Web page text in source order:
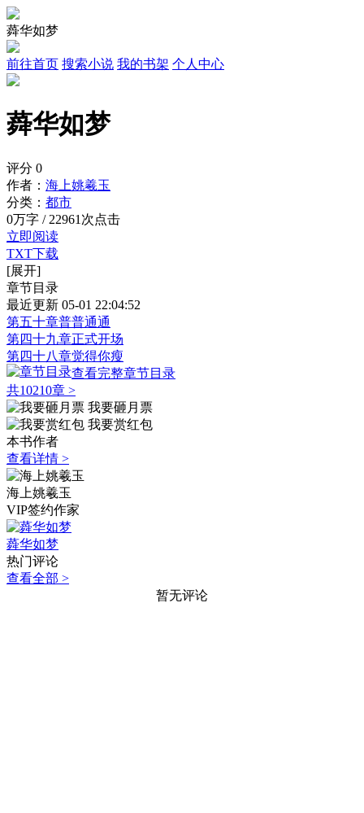
蕣华如梦
前往首页 搜索小说 我的书架 个人中心
蕣华如梦
评分 0
作者： 海上姚羲玉
分类： 都市
0万字 / 22961次点击
立即阅读
TXT下载
[展开]
章节目录
最近更新 05-01 22:04:52
第五十章普普通通
第四十九章正式开场
第四十八章觉得你瘦
查看完整章节目录
共10210章 >
我要砸月票
我要赏红包
本书作者
查看详情 >
海上姚羲玉
VIP签约作家
蕣华如梦
热门评论
查看全部 >
暂无评论